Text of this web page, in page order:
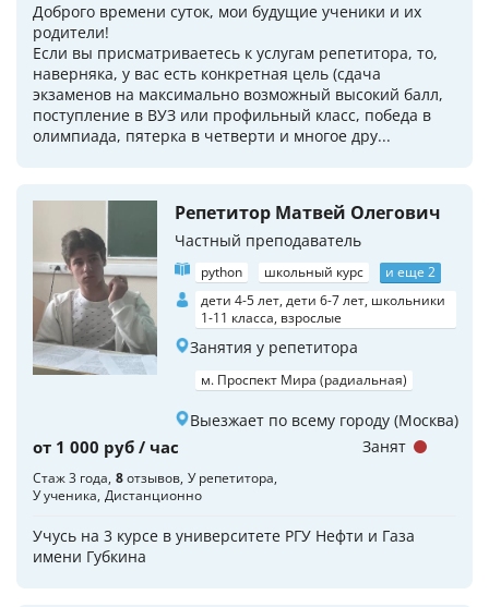
Доброго времени суток, мои будущие ученики и их
родители!
Если вы присматриваетесь к услугам репетитора, то,
наверняка, у вас есть конкретная цель (сдача
экзаменов на максимально возможный высокий балл,
поступление в ВУЗ или профильный класс, победа в
олимпиада, пятерка в четверти и многое дру...
Репетитор Матвей Олегович
Частный преподаватель
python школьный курс
и еще 2
дети 4-5 лет, дети 6-7 лет, школьники
1-11 класса, взрослые
Занятия у репетитора
м. Проспект Мира (радиальная)
Выезжает по всему городу (Москва)
от 1 000 руб / час
Стаж 3 года 8отзывов У репетитора
У ученика Дистанционно
Учусь на 3 курсе в университете РГУ Нефти и Газа
имени Губкина
Занят